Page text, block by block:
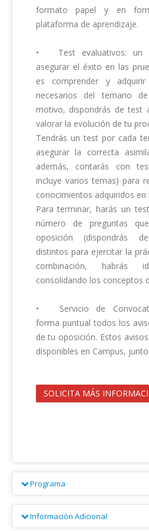
formato papel y en
plataforma de aprendizaje.
•	Test evaluativos: un aspecto clave para
asegurar el éxito en las
es comprender y
necesarios del temario
motivo, dispondrás de test
valorar la evolución de tu
Tendrás un test por cada
asegurar la correcta
además, contarás con
incluye varios temas) para
conocimientos adquiridos
Para terminar, harás un
número de preguntas
oposición (dispondrás
distintos para ejercitar la
combinación, habrás
consolidando los conceptos
•	Servicio de Convocatorias: Recibirás de
forma puntual todos los
de tu oposición. Estos
disponibles en Campus,
SOLICITA MÁS
Programa
Módulo 1. Derecho
Tema 1. Constitución
Información Adicional